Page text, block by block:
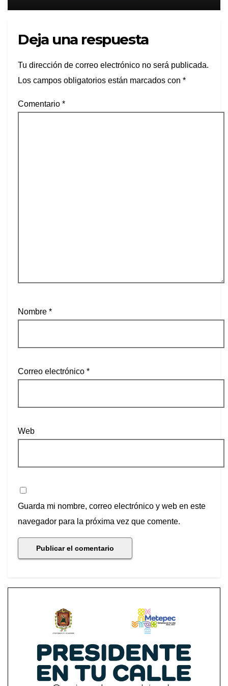
destruyendo nidos de tortugas en
Deja una respuesta
Tu dirección de correo electrónico no será publicada.
Los campos obligatorios están marcados con *
Comentario *
Nombre *
Correo electrónico *
Web
Guarda mi nombre, correo electrónico y web en este
navegador para la próxima vez que comente.